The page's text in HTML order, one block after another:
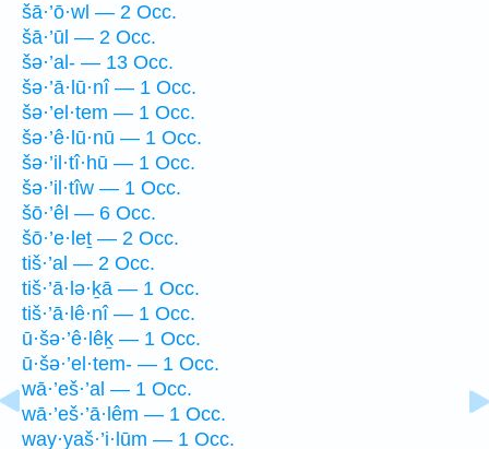
šā·’ō·wl — 2 Occ.
šā·’ūl — 2 Occ.
šə·’al- — 13 Occ.
šə·’ā·lū·nî — 1 Occ.
šə·’el·tem — 1 Occ.
šə·’ê·lū·nū — 1 Occ.
šə·’il·tî·hū — 1 Occ.
šə·’il·tîw — 1 Occ.
šō·’êl — 6 Occ.
šō·’e·leṯ — 2 Occ.
tiš·’al — 2 Occ.
tiš·’ā·lə·ḵā — 1 Occ.
tiš·’ā·lê·nî — 1 Occ.
ū·šə·’ê·lêḵ — 1 Occ.
ū·šə·’el·tem- — 1 Occ.
wā·’eš·’al — 1 Occ.
wā·’eš·’ā·lêm — 1 Occ.
way·yaš·’i·lūm — 1 Occ.